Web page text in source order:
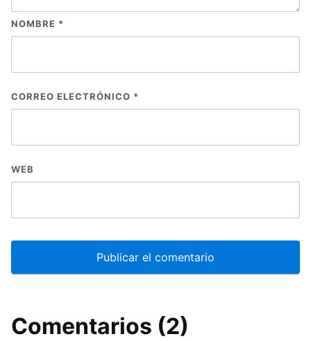
NOMBRE *
CORREO ELECTRÓNICO *
WEB
Comentarios (2)